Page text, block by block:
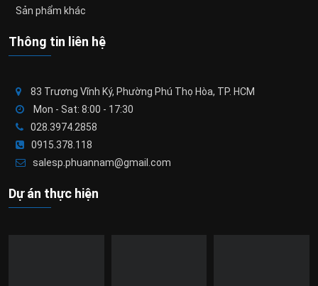
Sản phẩm khác
Thông tin liên hệ
83 Trương Vĩnh Ký, Phường Phú Thọ Hòa, TP. HCM
Mon - Sat: 8:00 - 17:30
028.3974.2858
0915.378.118
salesp.phuannam@gmail.com
Dự án thực hiện